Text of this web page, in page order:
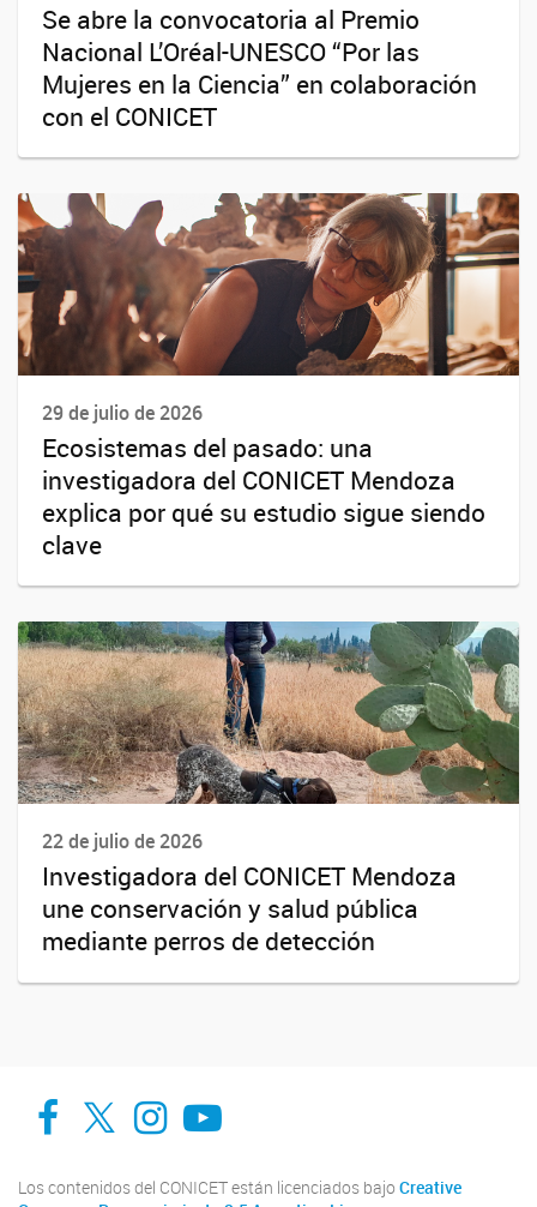
Se abre la convocatoria al Premio
Nacional L’Oréal-UNESCO “Por las
Mujeres en la Ciencia” en colaboración
con el CONICET
29 de julio de 2026
Ecosistemas del pasado: una
investigadora del CONICET Mendoza
explica por qué su estudio sigue siendo
clave
22 de julio de 2026
Investigadora del CONICET Mendoza
une conservación y salud pública
mediante perros de detección
Facebook
Twitter
Instagram
Youtube
Los contenidos del CONICET están licenciados bajo Creative